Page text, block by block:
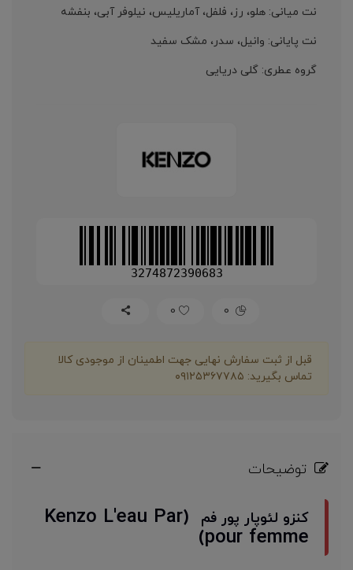
نت میانی: هلو، رز، فلفل، آماریلیس، نیلوفر آبی، بنفشه
نت پایانی: وانیل، سدر، مشک سفید
گروه عطری: گلی دریایی
3274872390683
0
0
قبل از ثبت سفارش نهایی جهت اطمینان از موجودی کالا
تماس بگیرید: ۰۹۱۲۵۳۶۷۷۸۵
توضیحات
کنزو لئوپار پور فم (Kenzo L'eau Par
pour femme)